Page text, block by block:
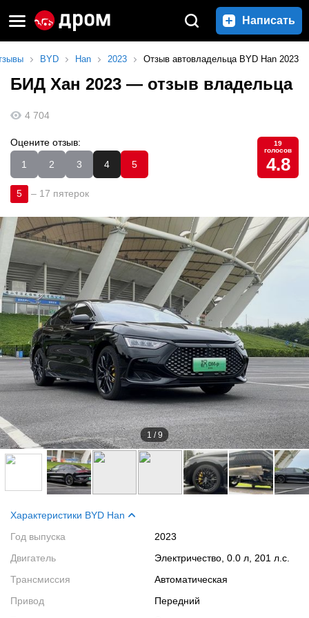
Написать
BYD Han 2023 Отзыв автовладельца BYD Han 2023
БИД Хан 2023 — отзыв владельца
4 704
Оцените отзыв:
1
2 3 4 5
19
голосов
4.8
5 – 17 пятерок
1 /9
Характеристики BYD Han
Год выпуска
2023
Двигатель
Электричество, 0.0 л, 201 л.с.
Трансмиссия
Автоматическая
Привод
Передний